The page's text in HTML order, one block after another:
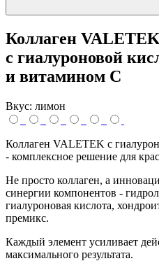
Коллаген VALETEK
с гиалуроновой
и витамином С
Вкус: лимон
Коллаген VALETEK с
- комплексное решение для
Не просто коллаген, а
синергии компонентов -
гиалуроновая кислота,
премикс.
Каждый элемент усиливает
максимального результата.